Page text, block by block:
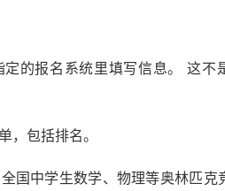
的报名系统里填写信息。 这
，包括排名。
国中学生数学、物理等奥林匹